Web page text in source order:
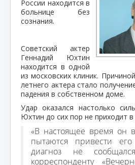
России находится в
больнице без
сознания.
Советский актер
Геннадий Юхтин
находится в одной
из московских клиник.
летнего актера стало
падения в собственном доме.
Удар оказался настолько
Юхтин до сих пор не приходит в
«В настоящее время он
пытаются привести
диагноз не
корреспонденту